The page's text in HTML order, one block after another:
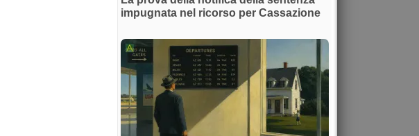
impugnata nel ricorso per Cassazione